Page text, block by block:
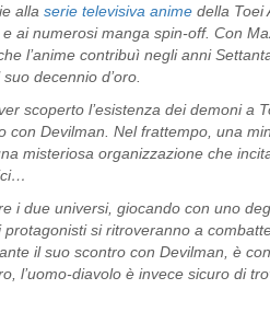
alla serie televisiva anime della Toei
e ai numerosi manga spin-off. Con
l’anime contribuì negli anni
decennio d’oro.
scoperto l’esistenza dei demoni a
con Devilman. Nel frattempo, una
misteriosa organizzazione che
i due universi, giocando con uno
si ritroveranno a
il suo scontro con Devilman, è
l’uomo-diavolo è invece sicuro di